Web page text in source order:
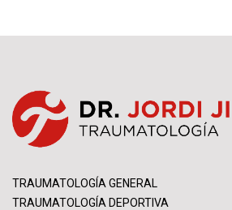
TRAUMATOLOGÍA GENERAL
TRAUMATOLOGÍA DEPORTIVA